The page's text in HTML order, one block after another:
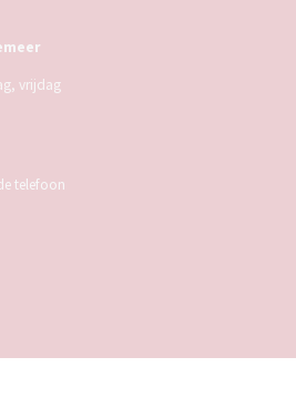
vrijdag
telefoon